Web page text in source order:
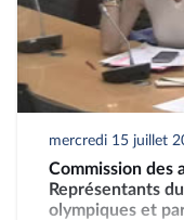
mercredi 15 juillet
Commission des
Représentants
olympiques et